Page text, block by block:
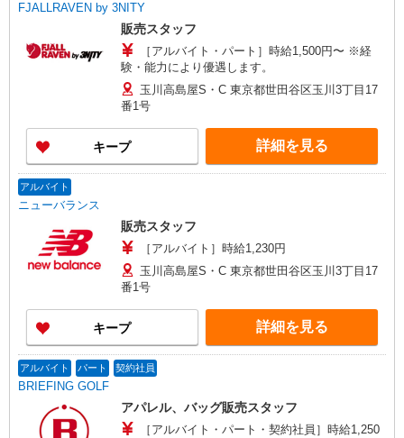
FJALLRAVEN by 3NITY
販売スタッフ
［アルバイト・パート］時給1,500円〜 ※経
験・能力により優遇します。
玉川高島屋S・C 東京都世田谷区玉川3丁目17
番1号
キープ 詳細を見る
アルバイト
ニューバランス
販売スタッフ
［アルバイト］時給1,230円
玉川高島屋S・C 東京都世田谷区玉川3丁目17
番1号
キープ 詳細を見る
アルバイト パート 契約社員
BRIEFING GOLF
アパレル、バッグ販売スタッフ
［アルバイト・パート・契約社員］時給1,250